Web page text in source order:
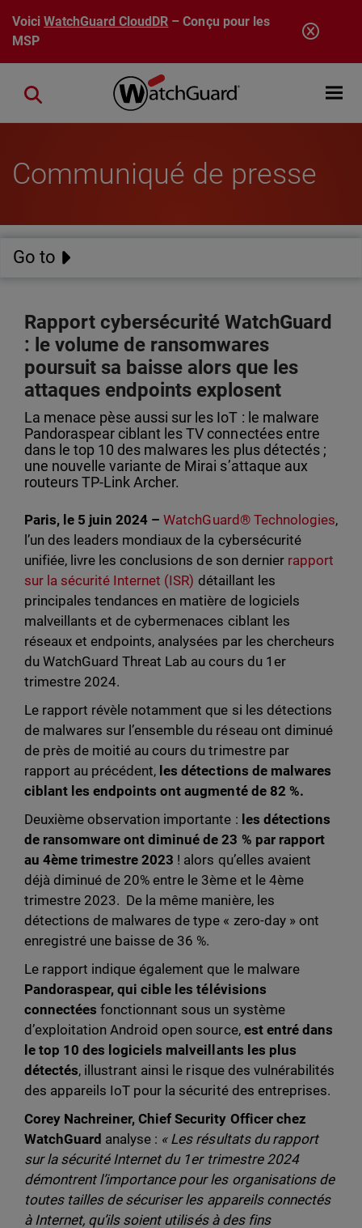
Aller au contenu principal
VoiciWatchGuard CloudDR – Conçu pour les
MSP
Open
Close search
Communiqué de presse
Go to
Rapport cybersécurité WatchGuard
: le volume de ransomwares
poursuit sa baisse alors que les
attaques endpoints explosent
La menace pèse aussi sur les IoT : le malware
Pandoraspear ciblant les TV connectées entre
dans le top 10 des malwares les plus détectés ;
une nouvelle variante de Mirai s’attaque aux
routeurs TP-Link Archer.
Paris, le 5 juin 2024 – WatchGuard® Technologies,
l’un des leaders mondiaux de la cybersécurité
unifiée, livre les conclusions de son dernier rapport
sur la sécurité Internet (ISR) détaillant les
principales tendances en matière de logiciels
malveillants et de cybermenaces ciblant les
réseaux et endpoints, analysées par les chercheurs
du WatchGuard Threat Lab au cours du 1er
trimestre 2024.
Le rapport révèle notamment que si les détections
de malwares sur l’ensemble du réseau ont diminué
de près de moitié au cours du trimestre par
rapport au précédent, les détections de malwares
ciblant les endpoints ont augmenté de 82 %.
Deuxième observation importante : les détections
de ransomware ont diminué de 23 % par rapport
au 4ème trimestre 2023 ! alors qu’elles avaient
déjà diminué de 20% entre le 3ème et le 4ème
trimestre 2023. De la même manière, les
détections de malwares de type « zero-day » ont
enregistré une baisse de 36 %.
Le rapport indique également que le malware
Pandoraspear, qui cible les télévisions
connectées fonctionnant sous un système
d’exploitation Android open source, est entré dans
le top 10 des logiciels malveillants les plus
détectés, illustrant ainsi le risque des vulnérabilités
des appareils IoT pour la sécurité des entreprises.
Corey Nachreiner, Chief Security Officer chez
WatchGuard analyse : « Les résultats du rapport
sur la sécurité Internet du 1er trimestre 2024
démontrent l’importance pour les organisations de
toutes tailles de sécuriser les appareils connectés
à Internet, qu’ils soient utilisés à des fins